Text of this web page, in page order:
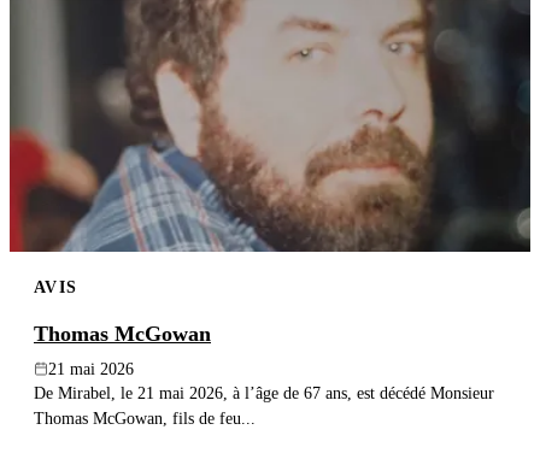
AVIS
Thomas McGowan
21 mai 2026
De Mirabel, le 21 mai 2026, à l’âge de 67 ans, est décédé Monsieur
Thomas McGowan, fils de feu...